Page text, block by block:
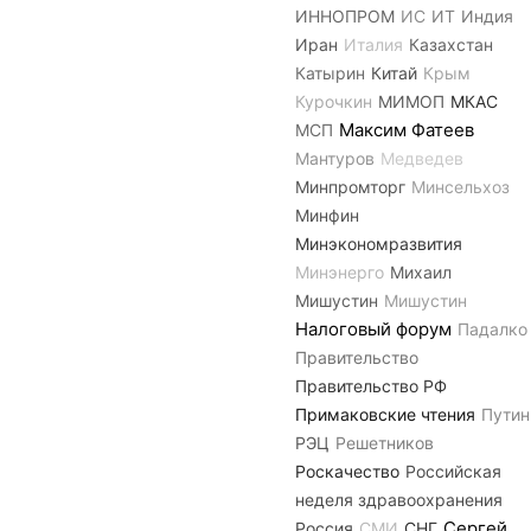
ИННОПРОМ ИС ИТ Индия
Иран Италия Казахстан
Катырин Китай Крым
Курочкин МИМОП МКАС
МСП Максим Фатеев
Мантуров Медведев
Минпромторг Минсельхоз
Минфин
Минэкономразвития
Минэнерго Михаил
Мишустин Мишустин
Налоговый форум Падалко
Правительство
Правительство РФ
Примаковские чтения Путин
РЭЦ Решетников
Роскачество Российская
неделя здравоохранения